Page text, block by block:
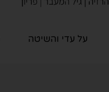
על עדי והשיטה